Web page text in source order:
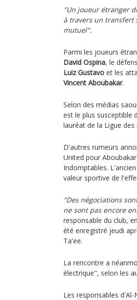
"Un joueur étranger
à travers un transfert
mutuel".
Parmi les joueurs
David Ospina, le
Luiz Gustavo et les
Vincent Aboubakar.
Selon des médias
est le plus susceptible
lauréat de la Ligue des
D'autres rumeurs
United pour
Indomptables.
valeur sportive de
"Des négociations
ne sont pas encore
responsable du club,
été enregistré jeudi
Ta'ee.
La rencontre a
électrique", selon les
Les responsables